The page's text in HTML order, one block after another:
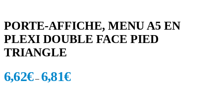
PORTE-AFFICHE, MENU A5 EN
PLEXI DOUBLE FACE PIED
TRIANGLE
6,62€– 6,81€